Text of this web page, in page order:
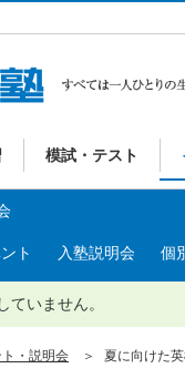
模試・テスト
ト 入塾説明会 個
ていません。
・説明会 夏に向けた